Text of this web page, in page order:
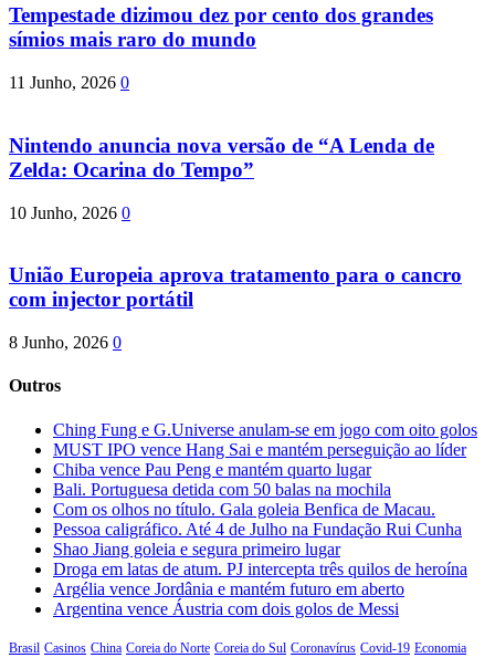
Tempestade dizimou dez por cento dos grandes
símios mais raro do mundo
11 Junho, 2026 0
Nintendo anuncia nova versão de “A Lenda de
Zelda: Ocarina do Tempo”
10 Junho, 2026 0
União Europeia aprova tratamento para o cancro
com injector portátil
8 Junho, 2026 0
Outros
Ching Fung e G.Universe anulam-se em jogo com oito golos
MUST IPO vence Hang Sai e mantém perseguição ao líder
Chiba vence Pau Peng e mantém quarto lugar
Bali. Portuguesa detida com 50 balas na mochila
Com os olhos no título. Gala goleia Benfica de Macau.
Pessoa caligráfico. Até 4 de Julho na Fundação Rui Cunha
Shao Jiang goleia e segura primeiro lugar
Droga em latas de atum. PJ intercepta três quilos de heroína
Argélia vence Jordânia e mantém futuro em aberto
Argentina vence Áustria com dois golos de Messi
Brasil Casinos China Coreia do Norte Coreia do Sul Coronavírus Covid-19 Economia